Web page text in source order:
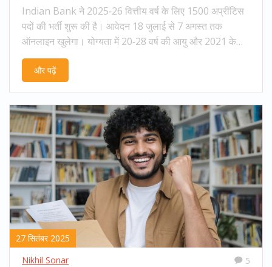
Indian Bank ने 2025‑26 वित्तीय वर्ष के लिए 1500 अप्रींटिस
पदों की भर्ती शुरू की है। आवेदन 18 जुलाई से 7 अगस्त तक
ऑनलाइन खुलेगा। योग्यता में 20‑28 वर्ष की आयु और 2021 के
बाद प्राप्त ग्रेजुएशन शामिल है। परीक्षा 28 सितंबर को होगी, जिसके
बाद स्थानीय भाषा टेस्ट होगा। चयनित अभ्यर्थियों को 12 महीने के
और पढ़ें
27 सितंबर 2025
Nikhil Sonar
5